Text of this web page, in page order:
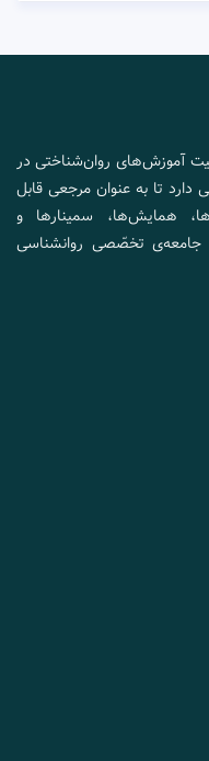
آموزش‌های روان‌شناختی در
تا به عنوان مرجعی قابل
همایش‌ها، سمینارها و
جامعه‌ی تخصّصی روانشناسی